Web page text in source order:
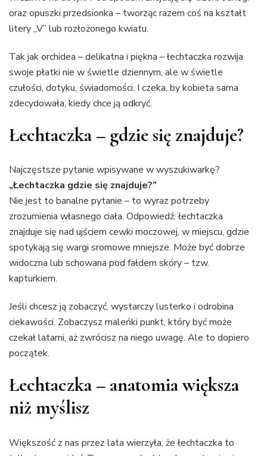
oraz opuszki przedsionka – tworząc razem coś na kształt
litery „V” lub rozłożonego kwiatu.
Tak jak orchidea – delikatna i piękna – łechtaczka rozwija
swoje płatki nie w świetle dziennym, ale w świetle
czułości, dotyku, świadomości. I czeka, by kobieta sama
zdecydowała, kiedy chce ją odkryć.
Łechtaczka – gdzie się znajduje?
Najczęstsze pytanie wpisywane w wyszukiwarkę?
„Łechtaczka gdzie się znajduje?”
Nie jest to banalne pytanie – to wyraz potrzeby
zrozumienia własnego ciała. Odpowiedź: łechtaczka
znajduje się nad ujściem cewki moczowej, w miejscu, gdzie
spotykają się wargi sromowe mniejsze. Może być dobrze
widoczna lub schowana pod fałdem skóry – tzw.
kapturkiem.
Jeśli chcesz ją zobaczyć, wystarczy lusterko i odrobina
ciekawości. Zobaczysz maleńki punkt, który być może
czekał latami, aż zwrócisz na niego uwagę. Ale to dopiero
początek.
Łechtaczka – anatomia większa
niż myślisz
Większość z nas przez lata wierzyła, że łechtaczka to